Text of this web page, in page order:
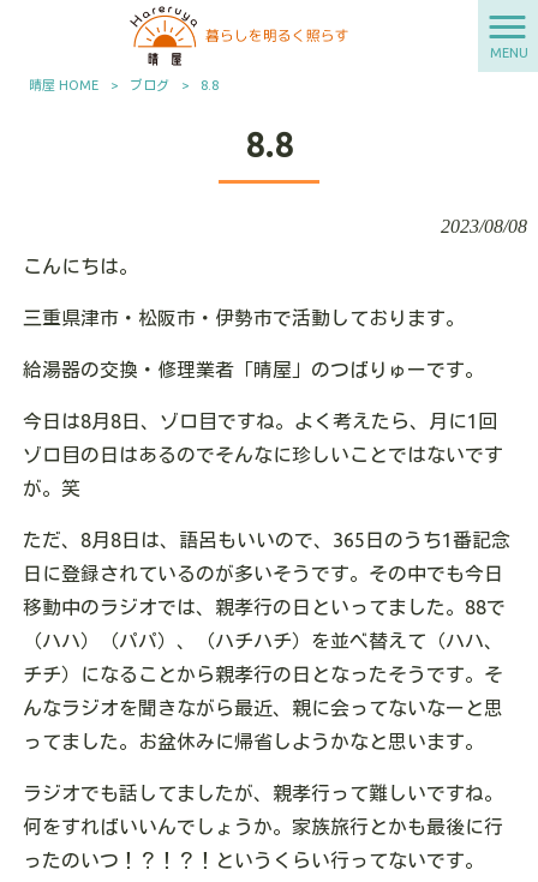
MENU
晴屋 HOME > ブログ > 8.8
8.8
2023/08/08
こんにちは。
三重県津市・松阪市・伊勢市で活動しております。
給湯器の交換・修理業者「晴屋」のつばりゅーです。
今日は8月8日、ゾロ目ですね。よく考えたら、月に1回
ゾロ目の日はあるのでそんなに珍しいことではないです
が。笑
ただ、8月8日は、語呂もいいので、365日のうち1番記念
日に登録されているのが多いそうです。その中でも今日
移動中のラジオでは、親孝行の日といってました。88で
（ハハ）（パパ）、（ハチハチ）を並べ替えて（ハハ、
チチ）になることから親孝行の日となったそうです。そ
んなラジオを聞きながら最近、親に会ってないなーと思
ってました。お盆休みに帰省しようかなと思います。
ラジオでも話してましたが、親孝行って難しいですね。
何をすればいいんでしょうか。家族旅行とかも最後に行
ったのいつ！？！？！というくらい行ってないです。